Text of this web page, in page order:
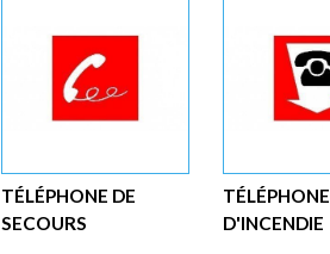
TÉLÉPHONE DE
SECOURS
TÉLÉPHONE
D'INCENDIE